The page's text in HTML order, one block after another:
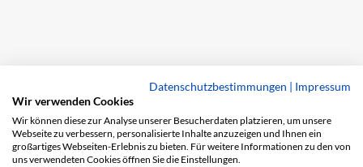
Datenschutzbestimmungen | Impressum
Wir verwenden Cookies
Wir können diese zur Analyse unserer Besucherdaten platzieren, um unsere
Webseite zu verbessern, personalisierte Inhalte anzuzeigen und Ihnen ein
großartiges Webseiten-Erlebnis zu bieten. Für weitere Informationen zu den von
uns verwendeten Cookies öffnen Sie die Einstellungen.